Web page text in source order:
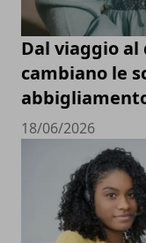
Dal viaggio
cambiano le
18/06/2026